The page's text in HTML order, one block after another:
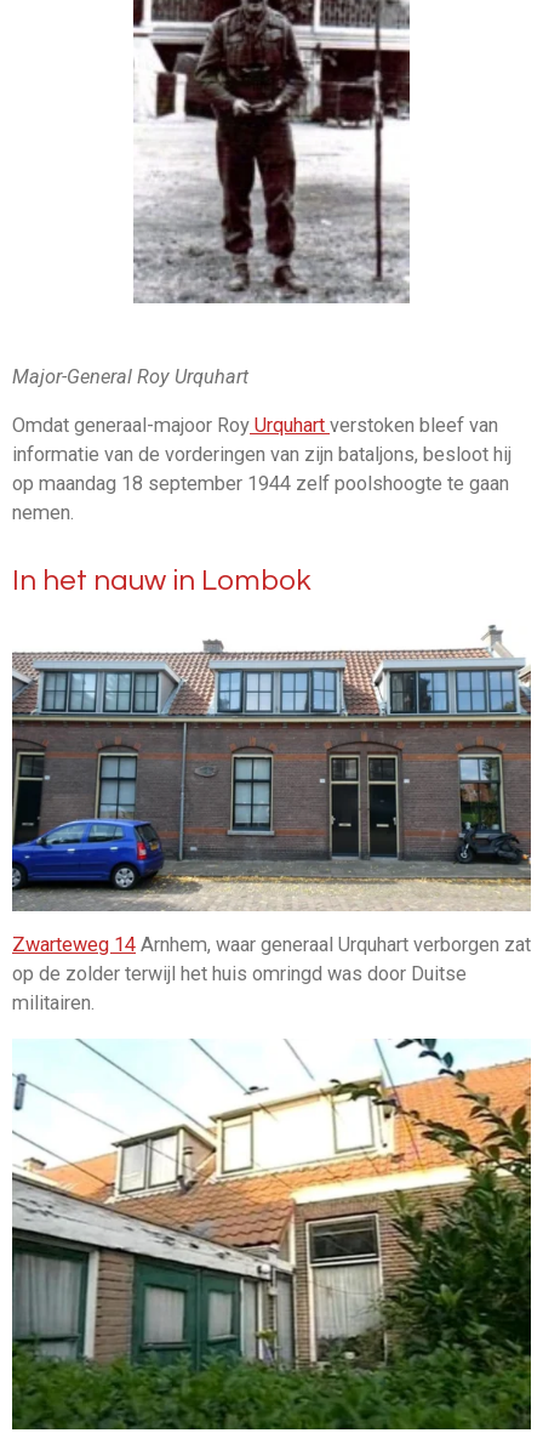
Major-General Roy Urquhart
Omdat generaal-majoor Roy Urquhart verstoken bleef van
informatie van de vorderingen van zijn bataljons, besloot hij
op maandag 18 september 1944 zelf poolshoogte te gaan
nemen.
In het nauw in Lombok
Zwarteweg 14 Arnhem, waar generaal Urquhart verborgen zat
op de zolder terwijl het huis omringd was door Duitse
militairen.